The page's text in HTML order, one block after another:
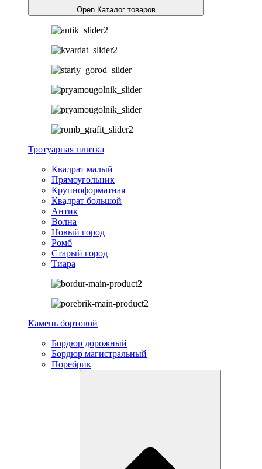
Open Каталог товаров
Тротуарная плитка
Квадрат малый
Прямоугольник
Крупноформатная
Квадрат большой
Антик
Волна
Новый город
Ромб
Старый город
Тиара
Камень бортовой
Бордюр дорожный
Бордюр магистральный
Поребрик